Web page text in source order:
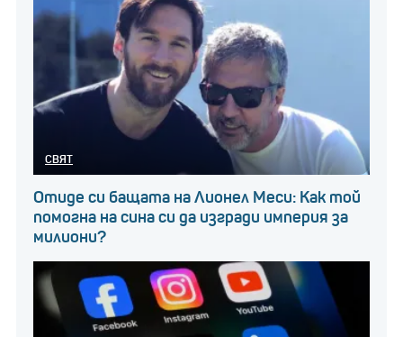
СВЯТ
Отиде си бащата на Лионел Меси: Как той
помогна на сина си да изгради империя за
милиони?